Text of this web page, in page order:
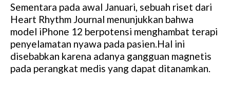
M
u
t
e
Sementara pada awal Januari, sebuah riset dari
Heart Rhythm Journal menunjukkan bahwa
model iPhone 12 berpotensi menghambat terapi
penyelamatan nyawa pada pasien.Hal ini
disebabkan karena adanya gangguan magnetis
pada perangkat medis yang dapat ditanamkan.